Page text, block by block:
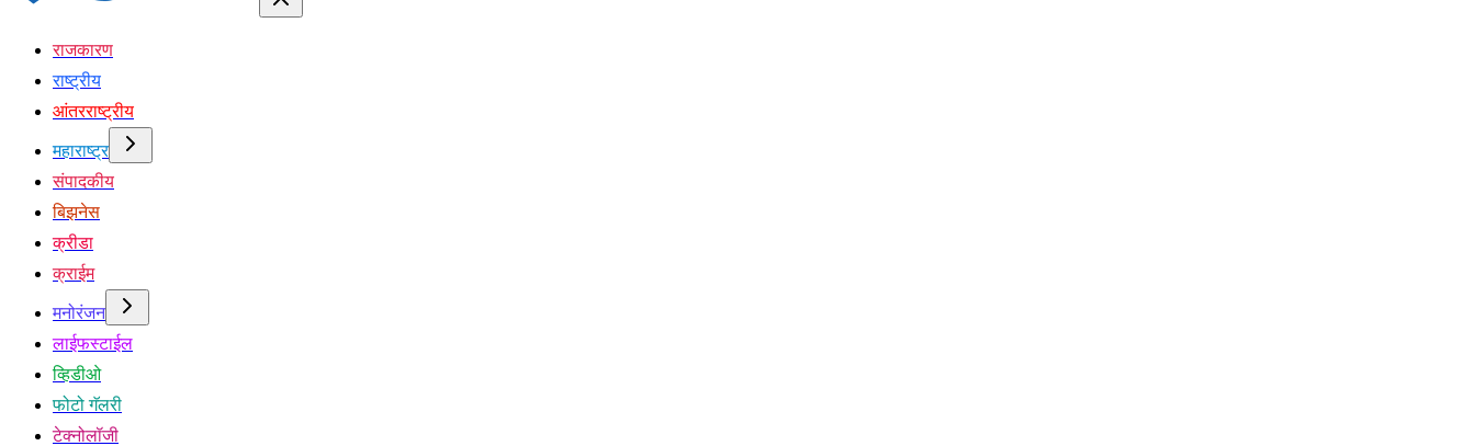
राजकारण
राष्ट्रीय
आंतरराष्ट्रीय
महाराष्ट्र
संपादकीय
बिझनेस
क्रीडा
क्राईम
मनोरंजन
लाईफस्टाईल
व्हिडीओ
फोटो गॅलरी
टेक्नोलॉजी